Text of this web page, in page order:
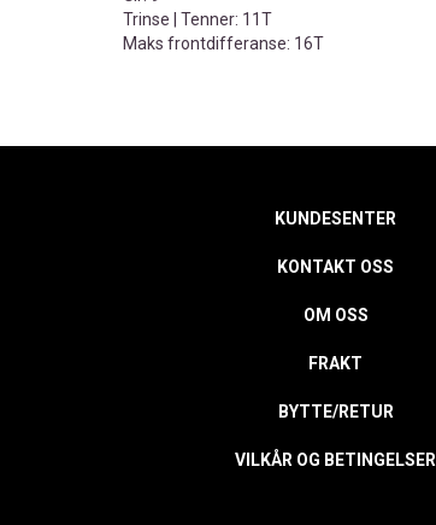
Trinse | Tenner: 11T
Maks frontdifferanse: 16T
KUNDESENTER
KONTAKT OSS
OM OSS
FRAKT
BYTTE/RETUR
VILKÅR OG BETINGELSER